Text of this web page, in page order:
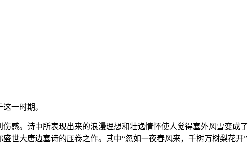
一时期。
感。诗中所表现出来的浪漫理想和壮逸情怀使人觉得塞外风雪变成了
世大唐边塞诗的压卷之作。其中“忽如一夜春风来，千树万树梨花开”